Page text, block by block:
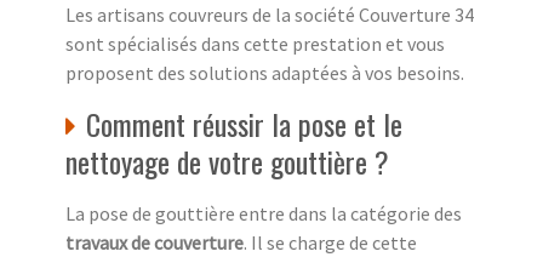
Les artisans couvreurs de la société Couverture 34
sont spécialisés dans cette prestation et vous
proposent des solutions adaptées à vos besoins.
Comment réussir la pose et le
nettoyage de votre gouttière ?
La pose de gouttière entre dans la catégorie des
travaux de couverture. Il se charge de cette